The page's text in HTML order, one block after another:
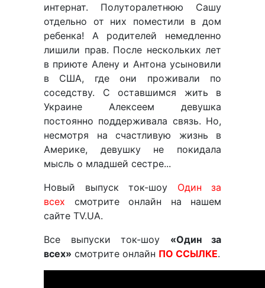
интернат. Полуторалетнюю Сашу
отдельно от них поместили в дом
ребенка! А родителей немедленно
лишили прав. После нескольких лет
в приюте Алену и Антона усыновили
в США, где они проживали по
соседству. С оставшимся жить в
Украине Алексеем девушка
постоянно поддерживала связь. Но,
несмотря на счастливую жизнь в
Америке, девушку не покидала
мысль о младшей сестре...
Новый выпуск ток-шоу Один за
всех смотрите онлайн на нашем
сайте TV.UA.
Все выпуски ток-шоу «Один за
всех» смотрите онлайн ПО ССЫЛКЕ.